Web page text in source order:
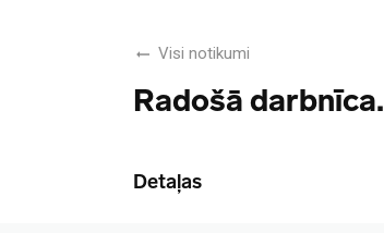
Visi notikumi
Radošā darbnīca.
Detaļas